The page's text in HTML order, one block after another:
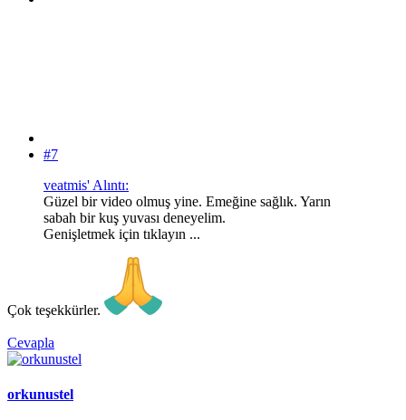
#7
veatmis' Alıntı:
Güzel bir video olmuş yine. Emeğine sağlık. Yarın
sabah bir kuş yuvası deneyelim.
Genişletmek için tıklayın ...
Çok teşekkürler.
Cevapla
orkunustel